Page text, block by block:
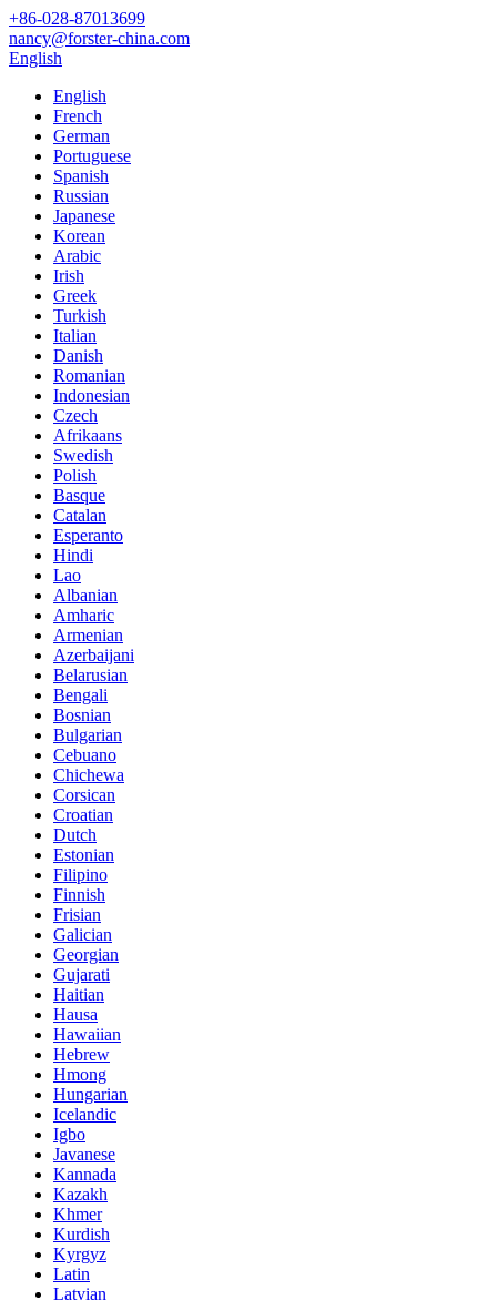
+86-028-87013699
nancy@forster-china.com
English
English
French
German
Portuguese
Spanish
Russian
Japanese
Korean
Arabic
Irish
Greek
Turkish
Italian
Danish
Romanian
Indonesian
Czech
Afrikaans
Swedish
Polish
Basque
Catalan
Esperanto
Hindi
Lao
Albanian
Amharic
Armenian
Azerbaijani
Belarusian
Bengali
Bosnian
Bulgarian
Cebuano
Chichewa
Corsican
Croatian
Dutch
Estonian
Filipino
Finnish
Frisian
Galician
Georgian
Gujarati
Haitian
Hausa
Hawaiian
Hebrew
Hmong
Hungarian
Icelandic
Igbo
Javanese
Kannada
Kazakh
Khmer
Kurdish
Kyrgyz
Latin
Latvian